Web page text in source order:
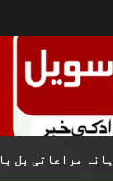
باقاعدہ قانون ہے